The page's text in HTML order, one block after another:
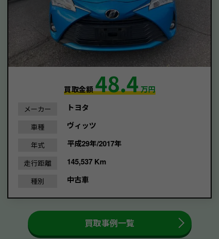
買取金額48.4万円
メーカー トヨタ
車種 ヴィッツ
年式 平成29年/2017年
走行距離 145,537 Km
種別 中古車
買取事例一覧